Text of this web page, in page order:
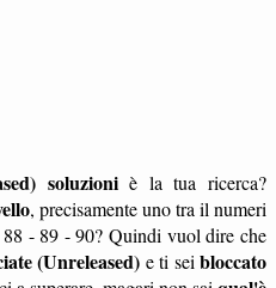
soluzioniè la tua ricerca?
, precisamente uno tra il numeri
- 89 - 90? Quindi vuol dire che
(Unreleased) e ti seibloccato